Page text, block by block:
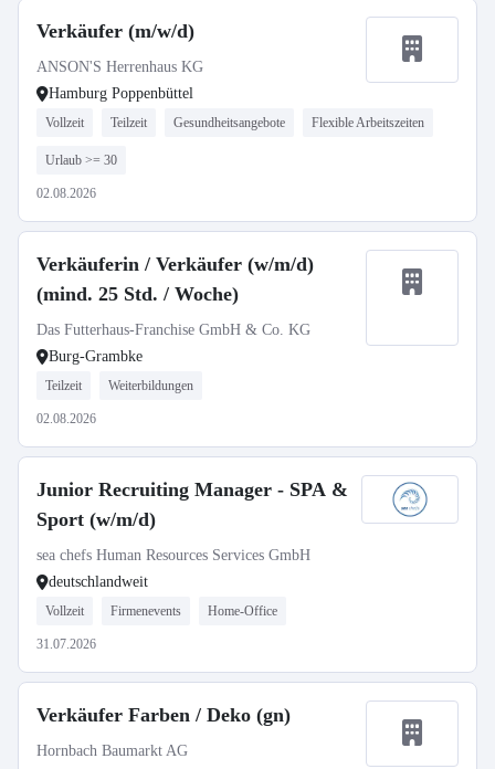
Verkäufer (m/w/d)
ANSON'S Herrenhaus KG
Hamburg Poppenbüttel
Vollzeit Teilzeit Gesundheitsangebote Flexible Arbeitszeiten
Urlaub >= 30
02.08.2026
Verkäuferin / Verkäufer (w/m/d)
(mind. 25 Std. / Woche)
Das Futterhaus-Franchise GmbH & Co. KG
Burg-Grambke
Teilzeit Weiterbildungen
02.08.2026
Junior Recruiting Manager - SPA &
Sport (w/m/d)
sea chefs Human Resources Services GmbH
deutschlandweit
Vollzeit Firmenevents Home-Office
31.07.2026
Verkäufer Farben / Deko (gn)
Hornbach Baumarkt AG